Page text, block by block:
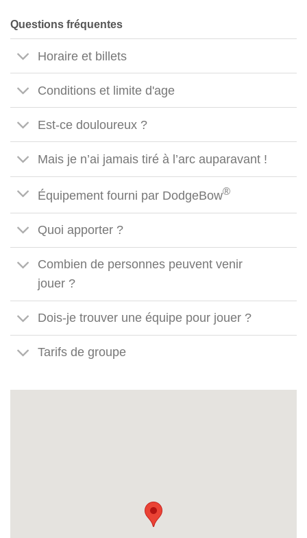
Questions fréquentes
Horaire et billets
Conditions et limite d'age
Est-ce douloureux ?
Mais je n’ai jamais tiré à l’arc auparavant !
Équipement fourni par DodgeBow®
Quoi apporter ?
Combien de personnes peuvent venir
jouer ?
Dois-je trouver une équipe pour jouer ?
Tarifs de groupe